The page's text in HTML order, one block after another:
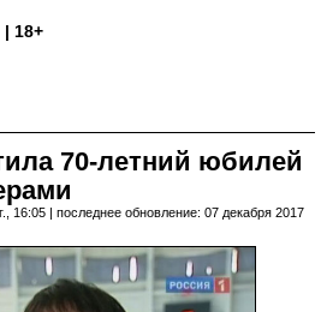
| 18+
70-летний юбилей
16:05 | последнее обновление: 07 декабря 2017